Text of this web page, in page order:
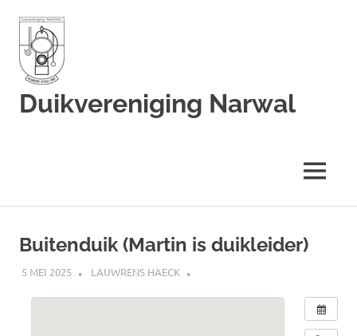
inhoud
Duikvereniging Narwal
MENU
Buitenduik (Martin is duikleider)
5 MEI 2025 LAUWRENS HAECK